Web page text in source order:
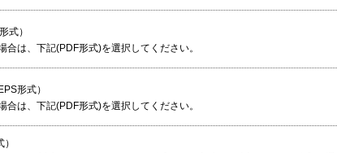
式）
は、下記(PDF形式)を選択してください。
形式）
は、下記(PDF形式)を選択してください。